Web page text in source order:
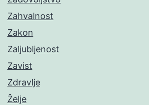
Zahvalnost
Zakon
Zaljubljenost
Zavist
Zdravlje
Želje